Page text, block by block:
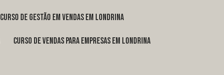
curso de gestão em vendas em Londrina
curso de vendas para empresas em Londrina